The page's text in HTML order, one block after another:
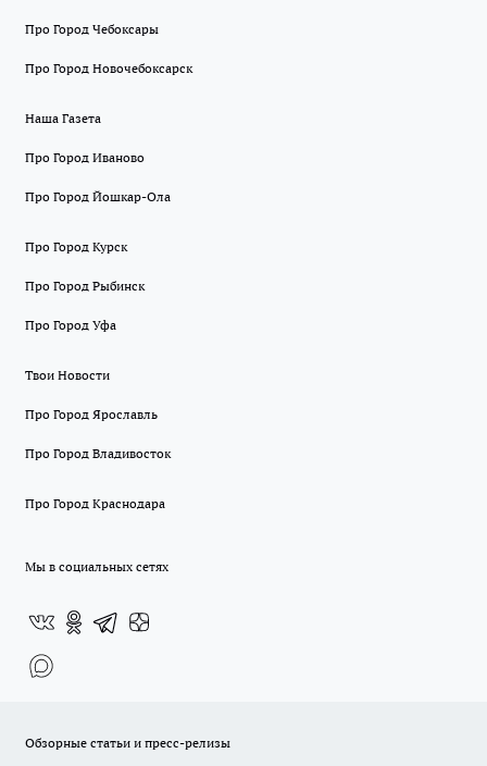
Про Город Чебоксары
Про Город Новочебоксарск
Наша Газета
Про Город Иваново
Про Город Йошкар-Ола
Про Город Курск
Про Город Рыбинск
Про Город Уфа
Твои Новости
Про Город Ярославль
Про Город Владивосток
Про Город Краснодара
Мы в социальных сетях
Обзорные статьи и пресс-релизы